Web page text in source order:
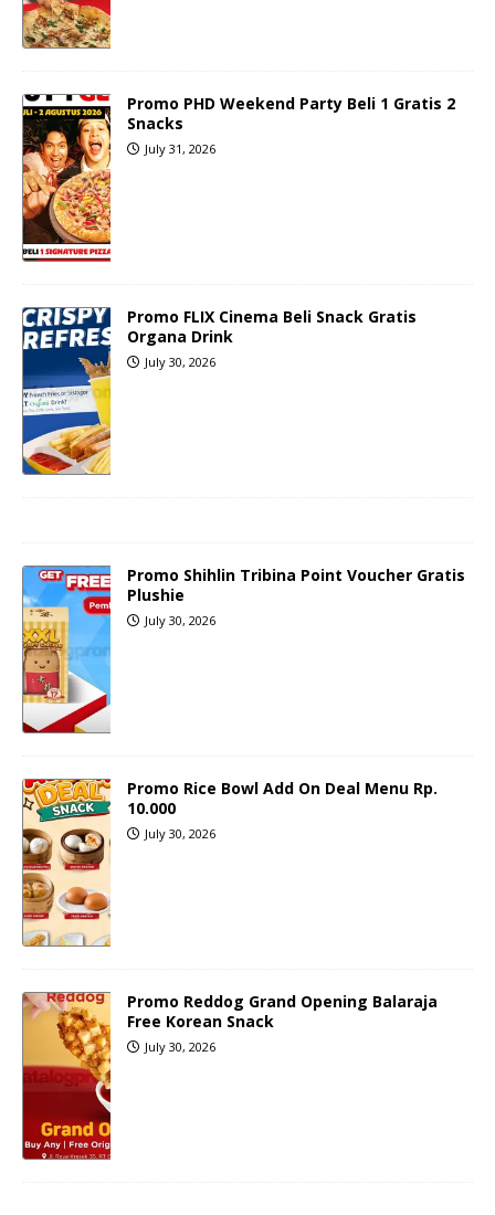
Promo PHD Weekend Party Beli 1 Gratis 2
Snacks
July 31, 2026
Promo FLIX Cinema Beli Snack Gratis
Organa Drink
July 30, 2026
Promo Shihlin Tribina Point Voucher Gratis
Plushie
July 30, 2026
Promo Rice Bowl Add On Deal Menu Rp.
10.000
July 30, 2026
Promo Reddog Grand Opening Balaraja
Free Korean Snack
July 30, 2026